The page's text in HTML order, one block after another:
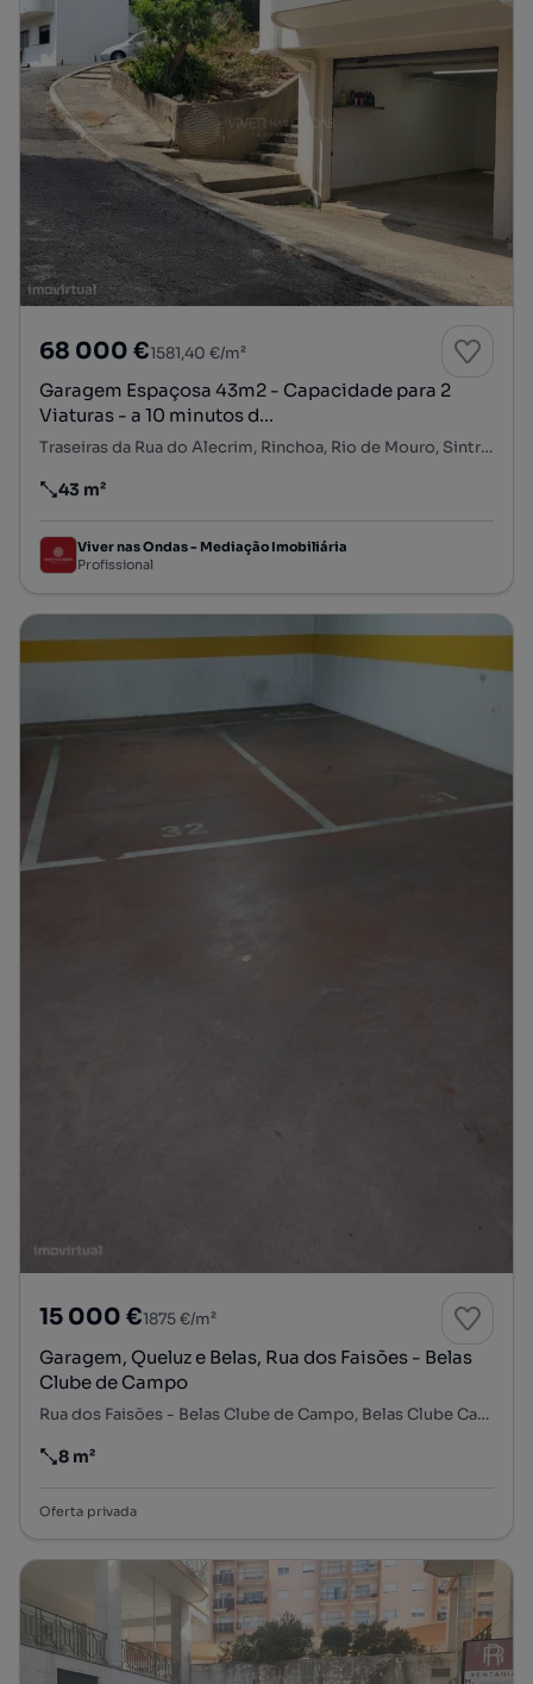
68 000 €1581,40 €/m²
Garagem Espaçosa 43m2 - Capacidade para 2
Viaturas - a 10 minutos d...
Traseiras da Rua do Alecrim, Rinchoa, Rio de Mouro, Sintra, Lisboa
Preço por metro quadrado
43 m²
Viver nas Ondas - Mediação Imobiliária
Profissional
15 000 €1875 €/m²
Garagem, Queluz e Belas, Rua dos Faisões - Belas
Clube de Campo
Rua dos Faisões - Belas Clube de Campo, Belas Clube Campo, Queluz e Belas, Sintra, Lisboa
Preço por metro quadrado
8 m²
Oferta privada